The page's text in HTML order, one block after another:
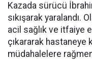
Kazada sürücü
sıkışarak yaralandı.
acil sağlık ve itfaiye
çıkararak hastaneye
müdahalelere